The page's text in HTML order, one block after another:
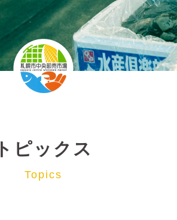
トピックス
Topics